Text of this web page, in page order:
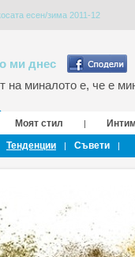
есен/зима 2011-12
ми днес
на миналото е, че е
Моят стил |
Тенденции | Съвети |